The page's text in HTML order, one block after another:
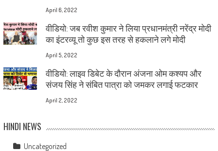
April 6, 2022
वीडियो: जब रवीश कुमार ने लिया प्रधानमंत्री नरेंद्र मोदी
का इंटरव्यू तो कुछ इस तरह से हकलाने लगे मोदी
April 5, 2022
वीडियो: लाइव डिबेट के दौरान अंजना ओम कश्यप और
संजय सिंह ने संबित पात्रा को जमकर लगाई फटकार
April 2, 2022
HINDI NEWS
Uncategorized